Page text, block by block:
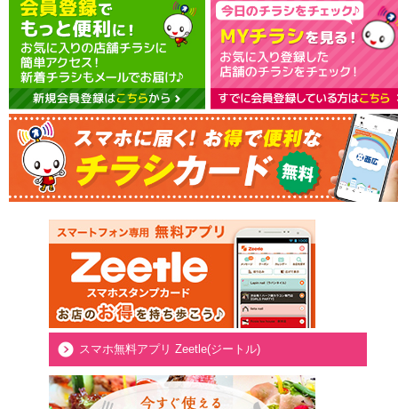
スマホ無料アプリ Zeetle(ジートル)